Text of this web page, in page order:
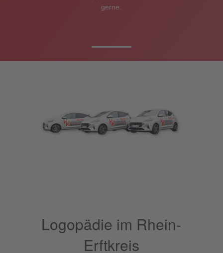
gerne.
Logopädie im Rhein-
Erftkreis